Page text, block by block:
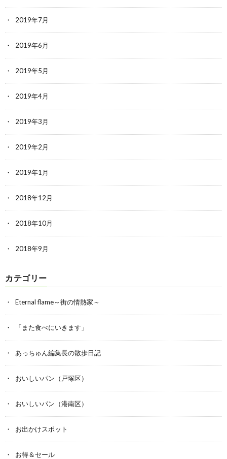
2019年7月
2019年6月
2019年5月
2019年4月
2019年3月
2019年2月
2019年1月
2018年12月
2018年10月
2018年9月
カテゴリー
Eternal flame～街の情熱家～
「また食べにいきます」
あっちゅん編集長の散歩日記
おいしいパン（戸塚区）
おいしいパン（港南区）
お出かけスポット
お得＆セール